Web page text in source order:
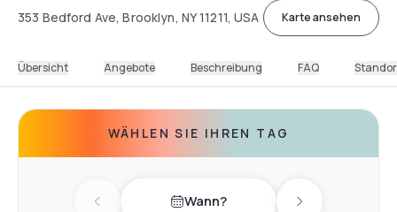
353 Bedford Ave, Brooklyn, NY 11211, USA Karte ansehen
Übersicht Angebote Beschreibung FAQ
WÄHLEN SIE IHREN TAG
Wann?